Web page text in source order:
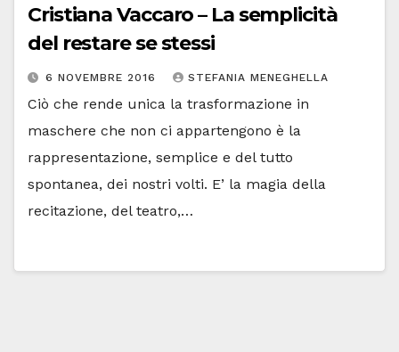
Cristiana Vaccaro – La semplicità
del restare se stessi
6 NOVEMBRE 2016 STEFANIA MENEGHELLA
Ciò che rende unica la trasformazione in
maschere che non ci appartengono è la
rappresentazione, semplice e del tutto
spontanea, dei nostri volti. E’ la magia della
recitazione, del teatro,…